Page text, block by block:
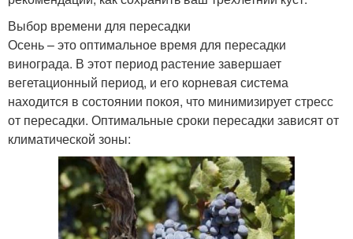
Выбор времени для пересадки
Осень – это оптимальное время для пересадки
винограда. В этот период растение завершает
вегетационный период, и его корневая система
находится в состоянии покоя, что минимизирует стресс
от пересадки. Оптимальные сроки пересадки зависят от
климатической зоны: